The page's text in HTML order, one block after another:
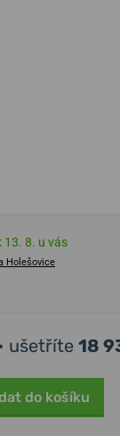
13. 8. u vás
Holešovice
ušetříte 18
do košíku